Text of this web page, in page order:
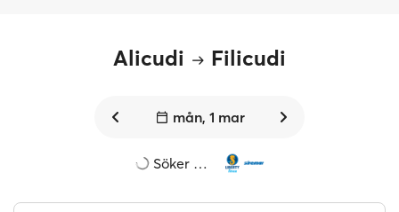
Alicudi Filicudi
mån, 1 mar
Söker …